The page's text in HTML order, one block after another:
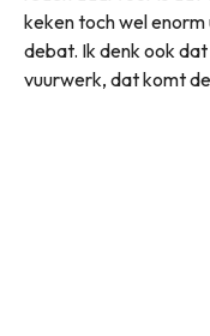
keken toch wel
debat. Ik denk ook
vuurwerk, dat komt